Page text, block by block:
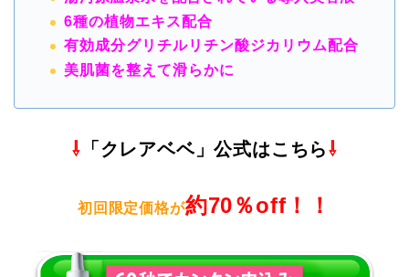
6種の植物エキス配合
有効成分グリチルリチン酸ジカリウム配合
美肌菌を整えて滑らかに
⇩ 「クレアベベ」公式はこちら⇩
初回限定価格が約70％off！！